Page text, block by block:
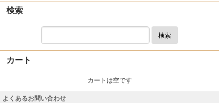
検索
検索
カート
カートは空です
よくあるお問い合わせ